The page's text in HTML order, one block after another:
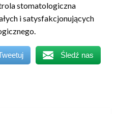
stomatologiczna
i satysfakcjonujących
Śledź nas